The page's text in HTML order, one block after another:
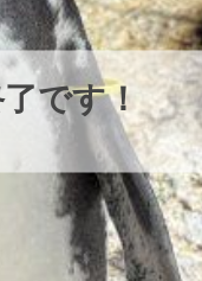
中！